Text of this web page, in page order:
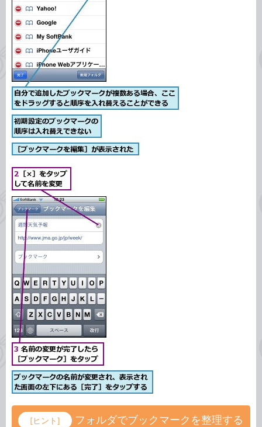
[ヒント] フォルダでブックマークを整理する